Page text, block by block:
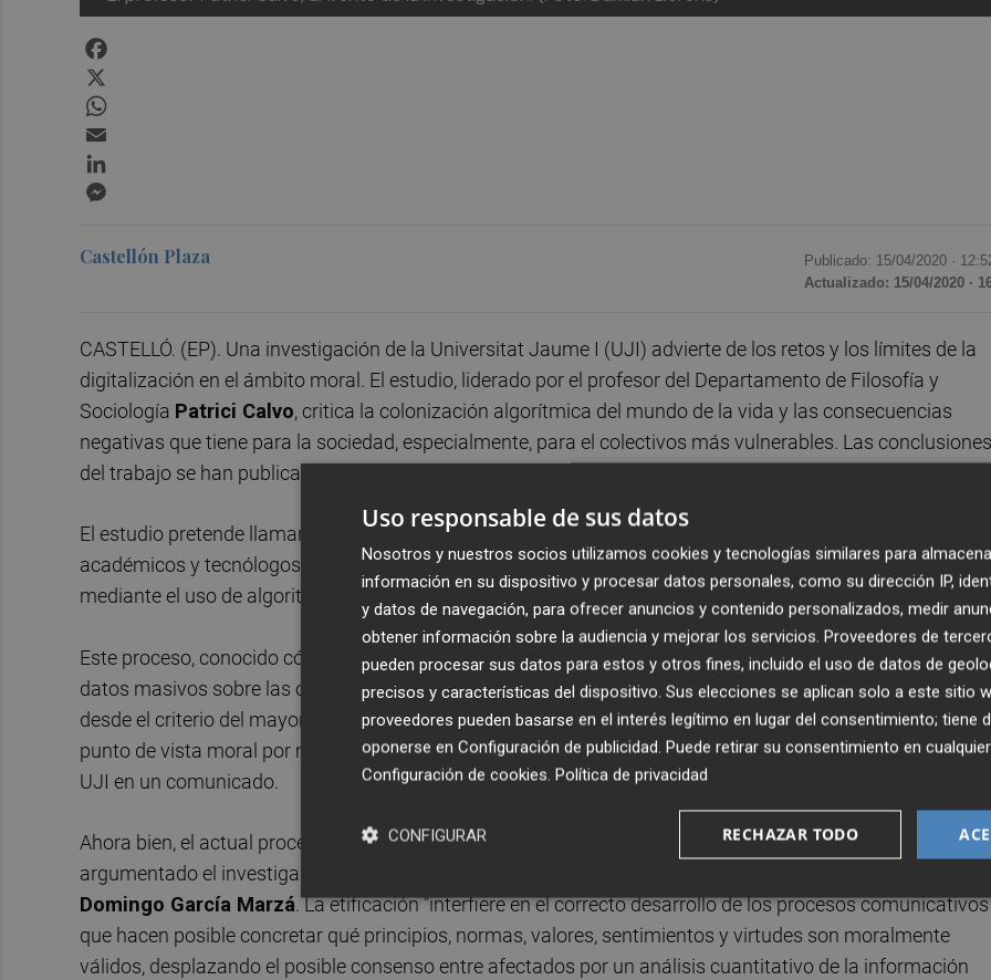
Castellón Plaza Publicado: 15/04/2020 ·
Actualizado: 15/04/2020 ·
CASTELLÓ. (EP). Una investigación de la Universitat Jaume I (UJI) advierte de los retos y los límites de la
digitalización en el ámbito moral. El estudio, liderado por el profesor del Departamento de Filosofía y
Sociología Patrici Calvo, critica la colonización algorítmica del mundo de la vida y las consecuencias
negativas que tiene para la sociedad, especialmente, para el colectivos más vulnerables. Las conclusiones
del trabajo se han publicado en
El estudio pretende llamar la atención acerca de la "falsa creencia cada vez más extendida entre
académicos y tecnólogos", según el profesor Calvo, de que es posible discernir entre lo justo o lo injusto
mediante el uso de algoritmos de inteligencia artificial.
Este proceso, conocido cómo etificación, es la acción de recopilar, registrar, cuantificar, procesar y
datos masivos sobre las opiniones, preferencias, conductas y hábitos de la ciudadanía hiperconectada
desde el criterio del mayor bien para la mayor cantidad de gente posible, establecer qué es válido desde el
punto de vista moral por medio de modelos matemáticos artificialmente inteligentes, según ha
UJI en un comunicado.
Ahora bien, el actual proceso de transformación digital del ámbito moral presenta desafíos, según ha
argumentado el investigador del Grupo de Investigación Ética Práctica y Democracia dirigido por el
Domingo García Marzá. La etificación "interfiere en el correcto desarrollo de los procesos comunicativos
que hacen posible concretar qué principios, normas, valores, sentimientos y virtudes son moralmente
válidos, desplazando el posible consenso entre afectados por un análisis cuantitativo de la información
Uso responsable de sus datos
Nosotros y nuestros socios utilizamos cookies y tecnologías similares para
información en su dispositivo y procesar datos personales, como su dirección IP,
y datos de navegación, para ofrecer anuncios y contenido personalizados, medir
obtener información sobre la audiencia y mejorar los servicios. Proveedores de
pueden procesar sus datos para estos y otros fines, incluido el uso de datos de
precisos y características del dispositivo. Sus elecciones se aplican solo a este sitio
proveedores pueden basarse en el interés legítimo en lugar del consentimiento; tiene
oponerse en Configuración de publicidad. Puede retirar su consentimiento en
Configuración de cookies. Política de privacidad
RECHAZAR TODO
CONFIGURAR